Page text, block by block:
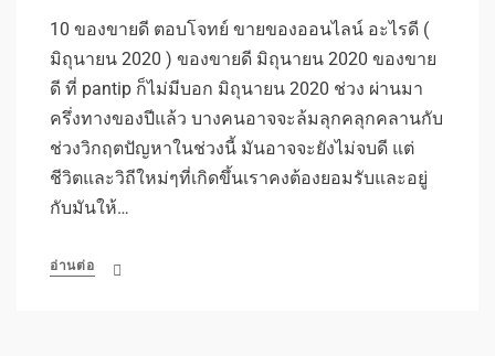
10 ของขายดี ตอบโจทย์ ขายของออนไลน์ อะไรดี (
มิถุนายน 2020 ) ของขายดี มิถุนายน 2020 ของขาย
ดี ที่ pantip ก็ไม่มีบอก มิถุนายน 2020 ช่วง ผ่านมา
ครึ่งทางของปีแล้ว บางคนอาจจะล้มลุกคลุกคลานกับ
ช่วงวิกฤตปัญหาในช่วงนี้ มันอาจจะยังไม่จบดี แต่
ชีวิตและวิถีใหม่ๆที่เกิดขึ้นเราคงต้องยอมรับและอยู่
กับมันให้…
อ่านต่อ